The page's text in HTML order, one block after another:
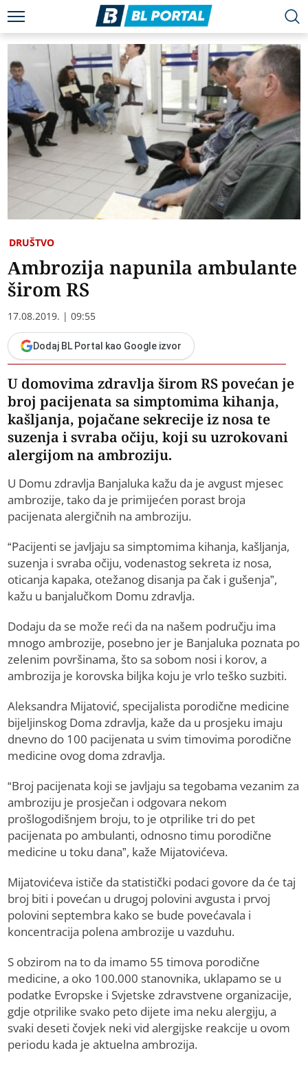
DRUŠTVO
Ambrozija napunila ambulante
širom RS
17.08.2019. | 09:55
Dodaj BL Portal kao Google izvor
U domovima zdravlja širom RS povećan je
broj pacijenata sa simptomima kihanja,
kašljanja, pojačane sekrecije iz nosa te
suzenja i svraba očiju, koji su uzrokovani
alergijom na ambroziju.
U Domu zdravlja Banjaluka kažu da je avgust mjesec
ambrozije, tako da je primijećen porast broja
pacijenata alergičnih na ambroziju.
“Pacijenti se javljaju sa simptomima kihanja, kašljanja,
suzenja i svraba očiju, vodenastog sekreta iz nosa,
oticanja kapaka, otežanog disanja pa čak i gušenja”,
kažu u banjalučkom Domu zdravlja.
Dodaju da se može reći da na našem području ima
mnogo ambrozije, posebno jer je Banjaluka poznata po
zelenim površinama, što sa sobom nosi i korov, a
ambrozija je korovska biljka koju je vrlo teško suzbiti.
Aleksandra Mijatović, specijalista porodične medicine
bijeljinskog Doma zdravlja, kaže da u prosjeku imaju
dnevno do 100 pacijenata u svim timovima porodične
medicine ovog doma zdravlja.
“Broj pacijenata koji se javljaju sa tegobama vezanim za
ambroziju je prosječan i odgovara nekom
prošlogodišnjem broju, to je otprilike tri do pet
pacijenata po ambulanti, odnosno timu porodične
medicine u toku dana”, kaže Mijatovićeva.
Mijatovićeva ističe da statistički podaci govore da će taj
broj biti i povećan u drugoj polovini avgusta i prvoj
polovini septembra kako se bude povećavala i
koncentracija polena ambrozije u vazduhu.
S obzirom na to da imamo 55 timova porodične
medicine, a oko 100.000 stanovnika, uklapamo se u
podatke Evropske i Svjetske zdravstvene organizacije,
gdje otprilike svako peto dijete ima neku alergiju, a
svaki deseti čovjek neki vid alergijske reakcije u ovom
periodu kada je aktuelna ambrozija.